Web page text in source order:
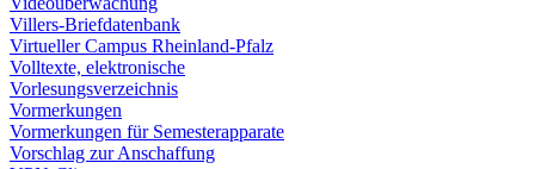
Villers-Briefdatenbank
Virtueller Campus Rheinland-Pfalz
Volltexte, elektronische
Vorlesungsverzeichnis
Vormerkungen
Vormerkungen für Semesterapparate
Vorschlag zur Anschaffung